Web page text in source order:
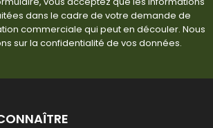
dans le cadre de votre demande de
commerciale qui peut en découler. Nous
sur la confidentialité de vos données.